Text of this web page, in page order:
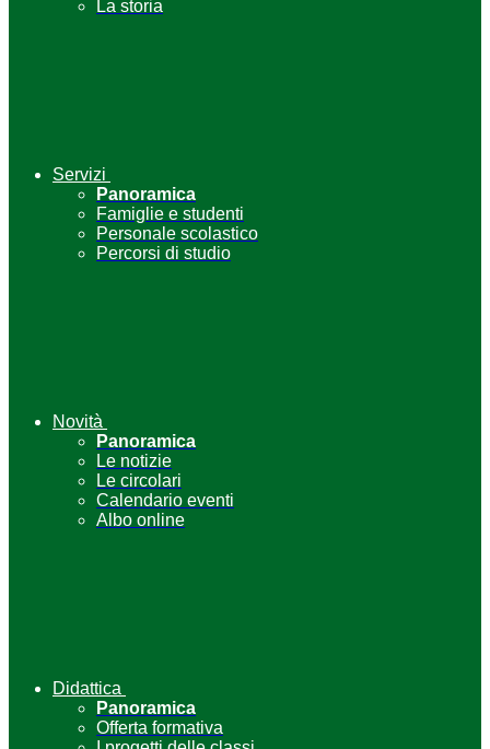
La storia
Servizi
Panoramica
Famiglie e studenti
Personale scolastico
Percorsi di studio
Novità
Panoramica
Le notizie
Le circolari
Calendario eventi
Albo online
Didattica
Panoramica
Offerta formativa